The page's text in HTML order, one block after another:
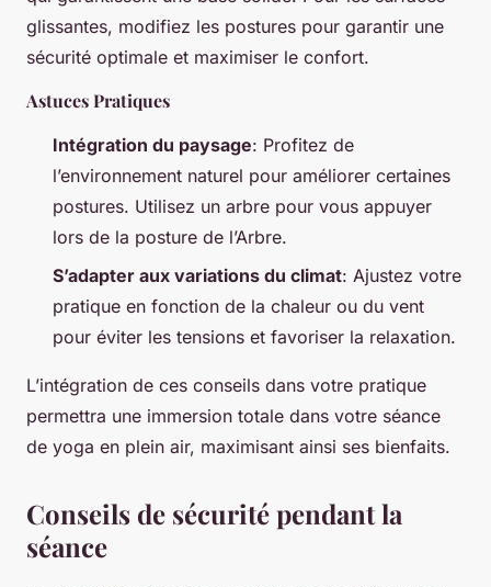
glissantes, modifiez les postures pour garantir une
sécurité optimale et maximiser le confort.
Astuces Pratiques
Intégration du paysage: Profitez de
l’environnement naturel pour améliorer certaines
postures. Utilisez un arbre pour vous appuyer
lors de la posture de l’Arbre.
S’adapter aux variations du climat: Ajustez votre
pratique en fonction de la chaleur ou du vent
pour éviter les tensions et favoriser la relaxation.
L’intégration de ces conseils dans votre pratique
permettra une immersion totale dans votre séance
de yoga en plein air, maximisant ainsi ses bienfaits.
Conseils de sécurité pendant la
séance